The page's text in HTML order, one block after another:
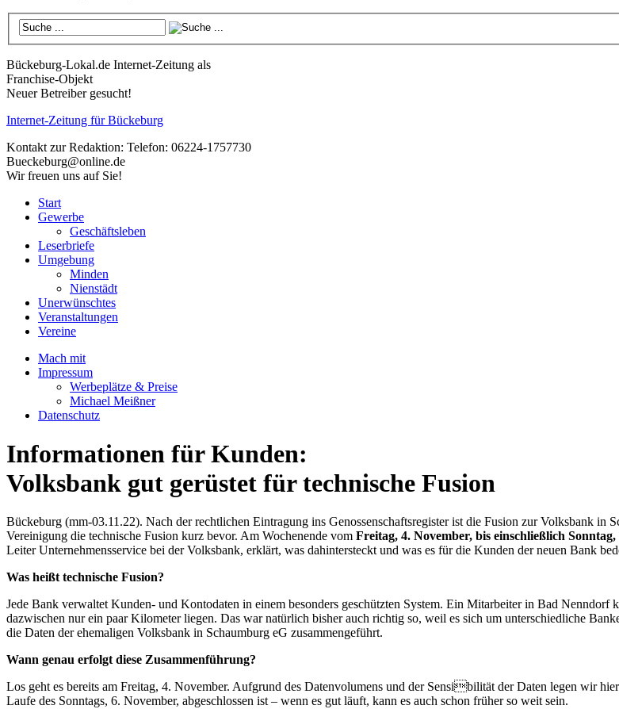
Bückeburg-Lokal.de Internet-Zeitung als
Franchise-Objekt
Neuer Betreiber gesucht!
Internet-Zeitung fürBückeburg
Kontakt zur Redaktion: Telefon: 06224-1757730
Bueckeburg@online.de
Wir freuen uns auf Sie!
Start
Gewerbe
Geschäftsleben
Leserbriefe
Umgebung
Minden
Nienstädt
Unerwünschtes
Veranstaltungen
Vereine
Mach mit
Impressum
Werbeplätze & Preise
Michael Meißner
Datenschutz
Informationen für Kunden:
Volksbank gut gerüstet für technische Fusion
Bückeburg (mm-03.11.22). Nach der rechtlichen Eintragung ins Genossenschaftsregister ist die Fusion zur Volksbank in
Vereinigung die technische Fusion kurz bevor. Am Wochenende vom Freitag, 4. November, bis einschließlich
Leiter Unternehmensservice bei der Volksbank, erklärt, was dahintersteckt und was es für die Kunden der neuen Bank
Was heißt technische Fusion?
Jede Bank verwaltet Kunden- und Kontodaten in einem besonders geschützten System. Ein Mitarbeiter in Bad
dazwischen nur ein paar Kilometer liegen. Das war natürlich bisher auch richtig so, weil es sich um unterschiedliche
die Daten der ehemaligen Volksbank in Schaumburg eG zusammengeführt.
Wann genau erfolgt diese Zusammenführung?
Los geht es bereits am Freitag, 4. November. Aufgrund des Datenvolumens und der Sensibilität der Daten legen wir
Laufe des Sonntags, 6. November, abgeschlossen ist – wenn es gut läuft, kann es auch schon früher so weit sein.